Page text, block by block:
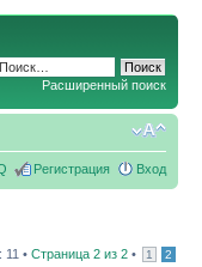
Расширенный поиск
Регистрация Вход
• Страница 2 из 2 • 1 2